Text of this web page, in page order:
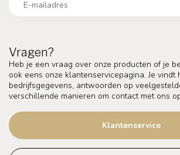
Vragen?
Heb je een vraag over onze producten of je
ook eens onze klantenservicepagina. Je vindt
bedrijfsgegevens, antwoorden op
verschillende manieren om contact met ons
Klantenservice